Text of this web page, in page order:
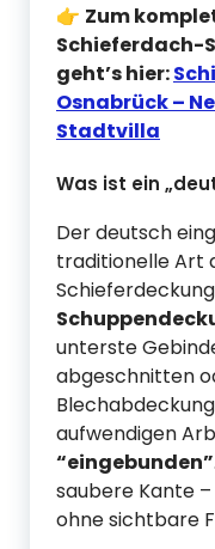
👉 Zum
Schieferdach-
geht’s hier:
Osnabrück –
Stadtvilla
Was ist ein
Der deutsch
traditionelle Art
unterste
abgeschnitten
aufwendigen
“eingebunden”
saubere Kante
ohne sichtbare